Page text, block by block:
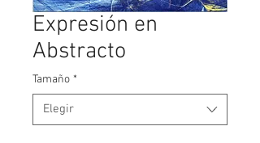
Expresión en
Abstracto
Tamaño *
Elegir